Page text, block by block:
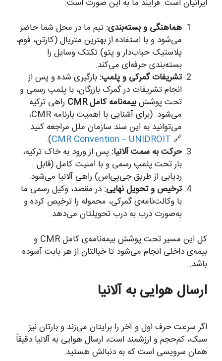
ایرانیان است. فرآیند ما به این صورت است:
هماهنگی و بسته‌بندی: تیم ما در محل شما حاضر
می‌شود و با استفاده از بهترین متریال (کارتن، فوم،
پلاستیک حباب‌دار و پتو) تکتک وسایل را
بسته‌بندی حرفه‌ای می‌کند.
تشریفات گمرکی و پلمپ: بارگیری شده و پس از
انجام تشریفات در گمرک بازرگان، با پلمپ رسمی و
تحت پوششبیمه‌نامه کامل CMR
راهی ترکیه
می‌شود. (برای آشنایی با اهمیت بارنامه CMR،
می‌توانید به این سند سازمان ملل مراجعه کنید:
🔗
CMR Convention – UNIDROIT
).
حرکت به سمت آلانیا: پس از ورود به خاک ترکیه،
بار تحت پلمپ رسمی و با امنیت کامل (قابل
ردیابی از طریق جی‌پی‌اس) راهی آلانیا می‌شود.
ترخیص و تحویل نهایی: در مقصد، وکیل رسمی ما
با وکالت‌نامه‌ی گمرکی، محموله را ترخیص کرده و
به‌صورت درب به درب تحویلتان می‌دهد.
کل این مسیر تحت پوشش بیمه‌نامه‌ی کامل CMR و
بیمه‌ی داخلی انجام می‌شود تا خیالتان از هر بابت آسوده
باشد.
ارسال هوایی به آلانیا
اگر سرعت حرف اول و آخر را برایتان می‌زند و بارتان نیز
سبک، کم‌حجم و ارزشمند است، ارسال هوایی به آلانیا دقیقاً
همان سرویسی است که به دنبالش هستید.